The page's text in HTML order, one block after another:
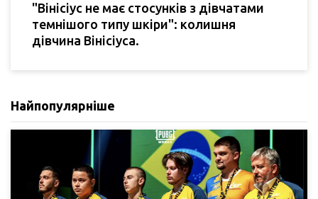
"Вінісіус не має стосунків з дівчатами
темнішого типу шкіри": колишня
дівчина Вінісіуса.
Найпопулярніше